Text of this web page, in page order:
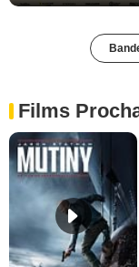
Films